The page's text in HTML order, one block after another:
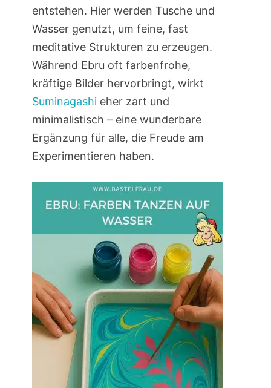
entstehen. Hier werden Tusche und
Wasser genutzt, um feine, fast
meditative Strukturen zu erzeugen.
Während Ebru oft farbenfrohe,
kräftige Bilder hervorbringt, wirkt
Suminagashieher zart und
minimalistisch – eine wunderbare
Ergänzung für alle, die Freude am
Experimentieren haben.